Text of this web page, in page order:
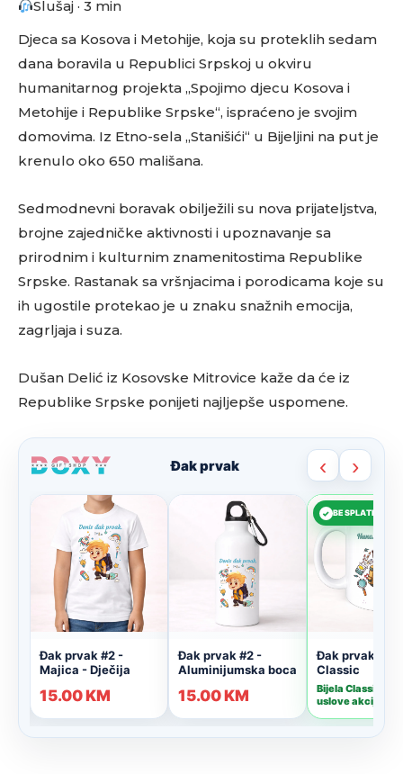
Slušaj · 3 min
Djeca sa Kosova i Metohije, koja su proteklih sedam
dana boravila u Republici Srpskoj u okviru
humanitarnog projekta „Spojimo djecu Kosova i
Metohije i Republike Srpske“, ispraćeno je svojim
domovima. Iz Etno-sela „Stanišići“ u Bijeljini na put je
krenulo oko 650 mališana.
Sedmodnevni boravak obilježili su nova prijateljstva,
brojne zajedničke aktivnosti i upoznavanje sa
prirodnim i kulturnim znamenitostima Republike
Srpske. Rastanak sa vršnjacima i porodicama koje su
ih ugostile protekao je u znaku snažnih emocija,
zagrljaja i suza.
Dušan Delić iz Kosovske Mitrovice kaže da će iz
Republike Srpske ponijeti najljepše uspomene.